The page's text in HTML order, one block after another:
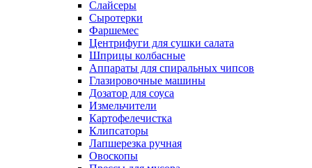
Слайсеры
Сыротерки
Фаршемес
Центрифуги для сушки салата
Шприцы колбасные
Аппараты для спиральных чипсов
Глазировочные машины
Дозатор для соуса
Измельчители
Картофелечистка
Клипсаторы
Лапшерезка ручная
Овоскопы